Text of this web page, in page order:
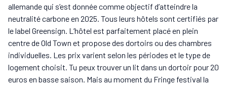
allemande qui s’est donnée comme objectif d’atteindre la
neutralité carbone en 2025. Tous leurs hôtels sont certifiés par
le label Greensign. L’hôtel est parfaitement placé en plein
centre de Old Town et propose des dortoirs ou des chambres
individuelles. Les prix varient selon les périodes et le type de
logement choisit. Tu peux trouver un lit dans un dortoir pour 20
euros en basse saison. Mais au moment du Fringe festival la